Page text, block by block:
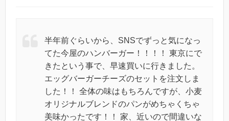
半年前ぐらいから、SNSでずっと気になっ
てた今屋のハンバーガー！！！！ 東京にで
きたという事で、早速買いに行きました。
エッグバーガーチーズのセットを注文しま
した！！ 全体の味はもちろんですが、小麦
オリジナルブレンドのパンがめちゃくちゃ
美味かったです！！ 家、近いので間違いな